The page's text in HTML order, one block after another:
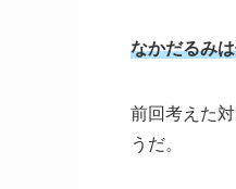
なかだるみ
前回考えた
うだ。